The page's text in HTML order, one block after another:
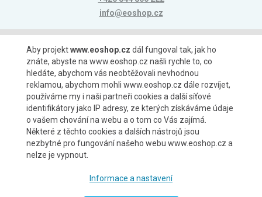
info@eoshop.cz
Možnosti platby
Možnosti dopravy
Aby projektwww.eoshop.cz dál fungoval tak, jak ho
znáte, abyste na www.eoshop.cz našli rychle to, co
hledáte, abychom vás neobtěžovali nevhodnou
reklamou, abychom mohli www.eoshop.cz dále rozvíjet,
používáme my i naši partneři cookies a další síťové
identifikátory jako IP adresy, ze kterých získáváme údaje
o vašem chování na webu a o tom co Vás zajímá.
Některé z těchto cookies a dalších nástrojů jsou
nezbytné pro fungování našeho webu www.eoshop.cz a
nelze je vypnout.
Informace a nastavení